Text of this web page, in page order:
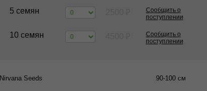
5 семян
Сообщить о
поступлении
10 семян
Сообщить о
поступлении
Nirvana Seeds 90-100 см